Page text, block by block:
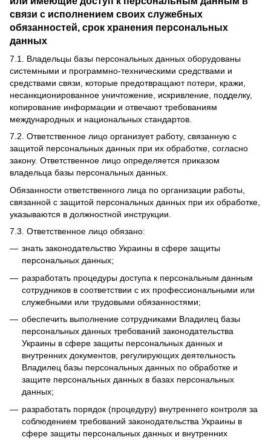
связи с исполнением своих служебных
обязанностей, срок хранения персональных
данных
7.1. Владельцы базы персональных данных оборудованы
системными и программно-техническими средствами и
средствами связи, которые предотвращают потери, кражи,
несанкционированное уничтожение, искривление, подделку,
копирование информации и отвечают требованиям
международных и национальных стандартов.
7.2. Ответственное лицо организует работу, связанную с
защитой персональных данных при их обработке, согласно
закону. Ответственное лицо определяется приказом
владельца базы персональных данных.
Обязанности ответственного лица по организации работы,
связанной с защитой персональных данных при их обработке,
указываются в должностной инструкции.
7.3. Ответственное лицо обязано:
знать законодательство Украины в сфере защиты
персональных данных;
разработать процедуры доступа к персональным данным
сотрудников в соответствии с их профессиональными или
служебными или трудовыми обязанностями;
обеспечить выполнение сотрудниками Владилец базы
персональных данных требований законодательства
Украины в сфере защиты персональных данных и
внутренних документов, регулирующих деятельность
Владилец базы персональных данных по обработке и
защите персональных данных в базах персональных
данных;
разработать порядок (процедуру) внутреннего контроля за
соблюдением требований законодательства Украины в
сфере защиты персональных данных и внутренних